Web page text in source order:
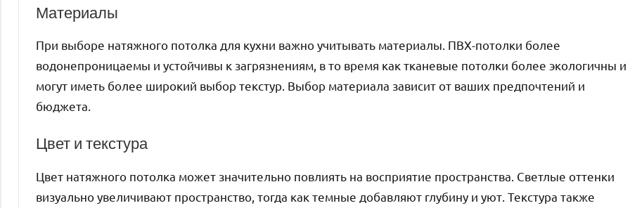
Материалы
При выборе натяжного потолка для кухни важно учитывать материалы. ПВХ-потолки более
водонепроницаемы и устойчивы к загрязнениям, в то время как тканевые потолки более экологичны и
могут иметь более широкий выбор текстур. Выбор материала зависит от ваших предпочтений и
бюджета.
Цвет и текстура
Цвет натяжного потолка может значительно повлиять на восприятие пространства. Светлые оттенки
визуально увеличивают пространство, тогда как темные добавляют глубину и уют. Текстура также